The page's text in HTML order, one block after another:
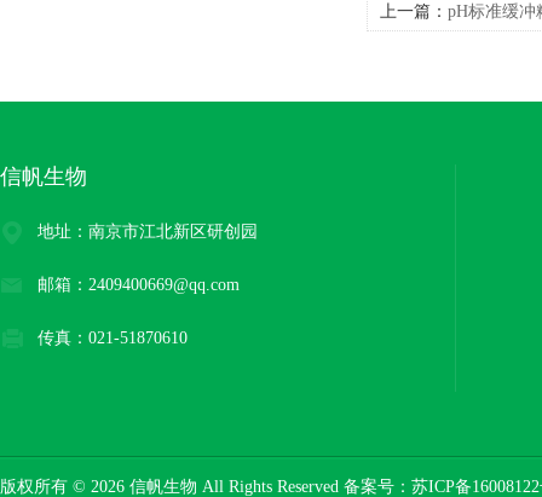
上一篇： pH标准缓冲
信帆生物
地址：南京市江北新区研创园
邮箱：2409400669@qq.com
传真：021-51870610
版权所有 © 2026 信帆生物 All Rights Reserved 备案号： 苏ICP备